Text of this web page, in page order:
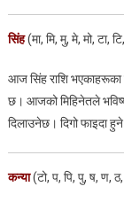
सिंह(मा, मि, मु, मे, मो, टा,
आज सिंह राशि भएकाहरूका
छ। आजको मिहिनेतले
दिलाउनेछ। दिगो फाइदा
कन्या(टो, प, पि, पु, ष, ण,